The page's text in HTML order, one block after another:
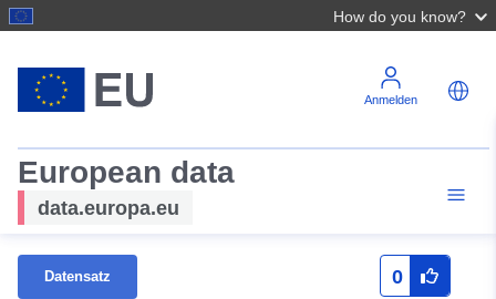
How do you know?
Anmelden
European data
data.europa.eu
Datensatz 0